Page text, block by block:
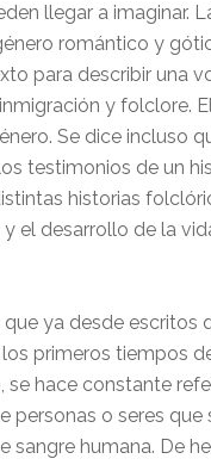
llegar a imaginar.
romántico y
para describir una
y folclore.
Se dice incluso
testimonios de un
historias
el desarrollo de la
ya desde escritos
primeros tiempos
se hace constante
personas o seres que
sangre humana. De